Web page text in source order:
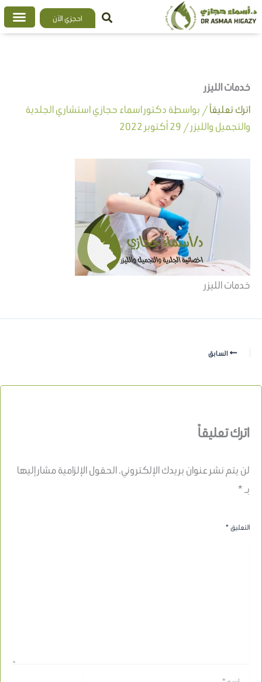
تخطي
إلى
احجزي الآن
خدمات الليزر
اترك تعليقاً/ بواسطة دكتور اسماء حجازي استشاري الجلدية
والتجميل والليزر/ 29 أكتوبر 2022
خدمات الليزر
السابق
اترك تعليقاً
لن يتم نشر عنوان بريدك الإلكتروني.الحقول الإلزامية مشار إليها
بـ*
التعليق*